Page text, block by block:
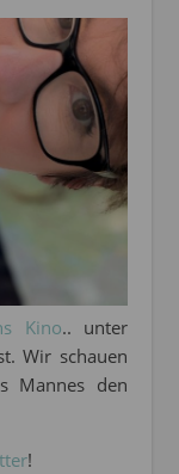
Kino.. unter
Wir schauen
Mannes den
!